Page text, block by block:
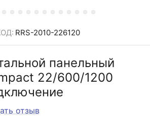
RRS-2010-226120
панельный
22/600/1200
отзыв